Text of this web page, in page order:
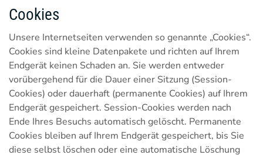
Cookies
Unsere Internetseiten verwenden so genannte „Cookies“.
Cookies sind kleine Datenpakete und richten auf Ihrem
Endgerät keinen Schaden an. Sie werden entweder
vorübergehend für die Dauer einer Sitzung (Session-
Cookies) oder dauerhaft (permanente Cookies) auf Ihrem
Endgerät gespeichert. Session-Cookies werden nach
Ende Ihres Besuchs automatisch gelöscht. Permanente
Cookies bleiben auf Ihrem Endgerät gespeichert, bis Sie
diese selbst löschen oder eine automatische Löschung